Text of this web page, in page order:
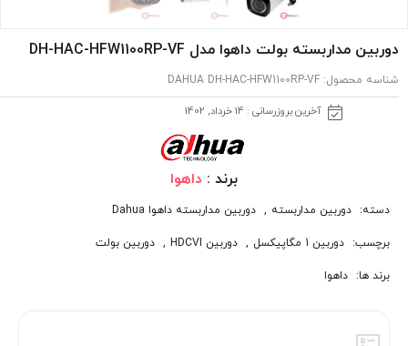
دوربین مداربسته بولت داهوا مدل DH-HAC-HFW1100RP-VF
شناسه محصول: DAHUA DH-HAC-HFW1100RP-VF
آخرین بروزرسانی : 14 خرداد, 1402
برند : داهوا
دسته: دوربین مداربسته , دوربین مداربسته داهوا Dahua
برچسب: دوربین 1 مگاپیکسل , دوربین HDCVI , دوربین بولت
برند ها: داهوا